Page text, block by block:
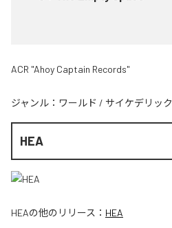
ACR "Ahoy Captain Records"
ジャンル： ワールド / サイケデリック
HEA
HEAの他のリリース： HEA